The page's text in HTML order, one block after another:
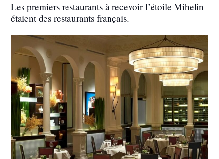
Les premiers restaurants à recevoir l’étoile Mihelin
étaient des restaurants français.